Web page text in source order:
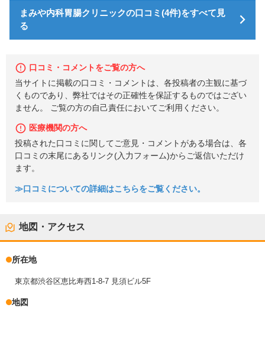
まみや内科胃腸クリニックの口コミ(4件)をすべて見
る
口コミ・コメントをご覧の方へ
当サイトに掲載の口コミ・コメントは、各投稿者の主観に基づ
くものであり、弊社ではその正確性を保証するものではござい
ません。 ご覧の方の自己責任においてご利用ください。
医療機関の方へ
投稿された口コミに関してご意見・コメントがある場合は、各
口コミの末尾にあるリンク(入力フォーム)からご返信いただけ
ます。
≫口コミについての詳細はこちらをご覧ください。
地図・アクセス
所在地
東京都渋谷区恵比寿西1-8-7 見須ビル5F
地図